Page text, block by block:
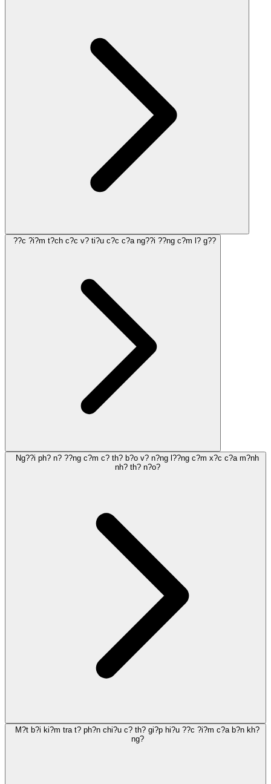
??c ?i?m t?ch c?c v? ti?u c?c c?a ng??i ??ng c?m l? g??
Ng??i ph? n? ??ng c?m c? th? b?o v? n?ng l??ng c?m x?c c?a m?nh
nh? th? n?o?
M?t b?i ki?m tra t? ph?n chi?u c? th? gi?p hi?u ??c ?i?m c?a b?n kh?
ng?